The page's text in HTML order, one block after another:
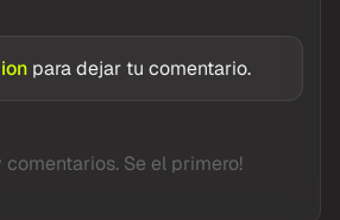
para dejar tu comentario.
comentarios. Se el primero!